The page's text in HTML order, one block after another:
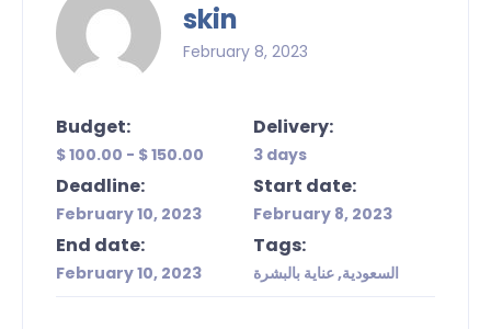
skin
February 8, 2023
Budget:
$ 100.00 - $ 150.00
Delivery:
3 days
Deadline:
February 10, 2023
Start date:
February 8, 2023
End date:
February 10, 2023
Tags:
السعودية, عناية بالبشرة